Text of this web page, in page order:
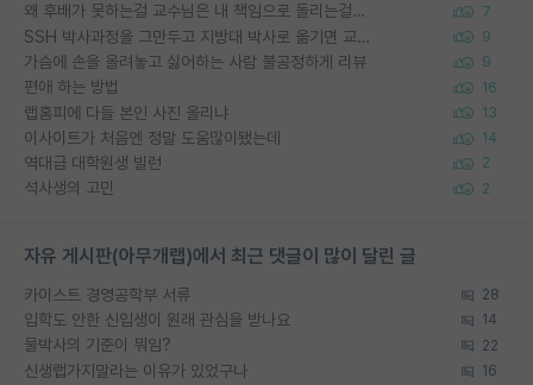
왜 후배가 못하는걸 교수님은 내 책임으로 돌리는걸까요? 7
SSH 박사과정을 그만두고 지방대 박사로 옮기면 교수의 꿈은 끝일까요? 9
가슴에 손을 올려놓고 싫어하는 사람 불공정하게 리뷰 9
편애 하는 방법 16
랩홈피에 다들 본인 사진 올리냐 13
이사이트가 처음엔 정말 도움많이됐는데 14
역대급 대학원생 빌런 2
석사생의 고민 2
자유 게시판(아무개랩)에서 최근 댓글이 많이 달린 글
카이스트 경영공학부 서류 28
입학도 안한 신입생이 원래 관심을 받나요 14
물박사의 기준이 뭐임? 22
신생랩가지말라는 이유가 있었구나 16